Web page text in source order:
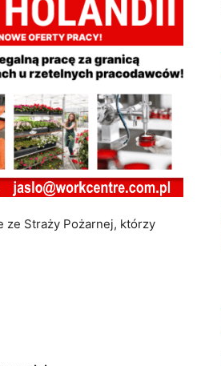
ze Straży Pożarnej, którzy